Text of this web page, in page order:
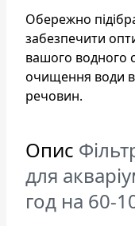
Обережно
забезпечити
вашого водного
очищення води
речовин.
Опис
для
год на 60-